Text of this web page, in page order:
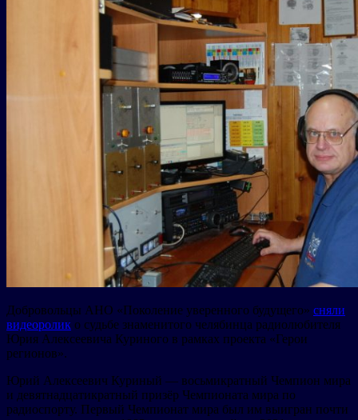
Добровольцы АНО «Поколение уверенного будущего» сняли
видеоролик о судьбе знаменитого челябинца радиолюбителя
Юрия Алексеевича Куриного в рамках проекта «Герои
регионов».
Юрий Алексеевич Куриный — восьмикратный Чемпион мира
и девятнадцатикратный призёр Чемпионата мира по
радиоспорту. Первый Чемпионат мира был им выигран почти